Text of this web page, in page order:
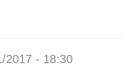
- 18:30